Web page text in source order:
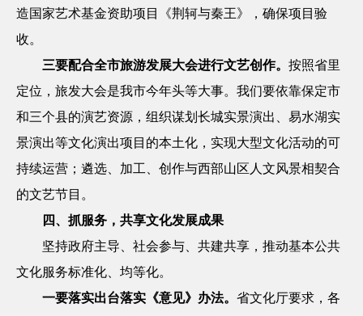
造国家艺术基金资助项目《荆轲与秦王》，确保项目验
收。
三要配合全市旅游发展大会进行文艺创作。 按照省里
定位，旅发大会是我市今年头等大事。我们要依靠保定市
和三个县的演艺资源，组织谋划长城实景演出、易水湖实
景演出等文化演出项目的本土化，实现大型文化活动的可
持续运营；遴选、加工、创作与西部山区人文风景相契合
的文艺节目。
四、抓服务，共享文化发展成果
坚持政府主导、社会参与、共建共享，推动基本公共
文化服务标准化、均等化。
一要落实出台落实《意见》办法。 省文化厅要求，各